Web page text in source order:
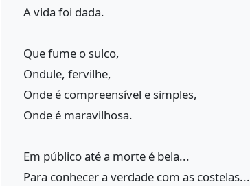
A vida foi dada.
Que fume o sulco,
Ondule, fervilhe,
Onde é compreensível e simples,
Onde é maravilhosa.
Em público até a morte é bela...
Para conhecer a verdade com as costelas...